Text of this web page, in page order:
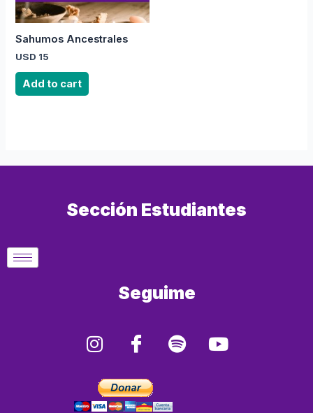
Sahumos Ancestrales
USD 15
Add to cart
Sección Estudiantes
Seguime